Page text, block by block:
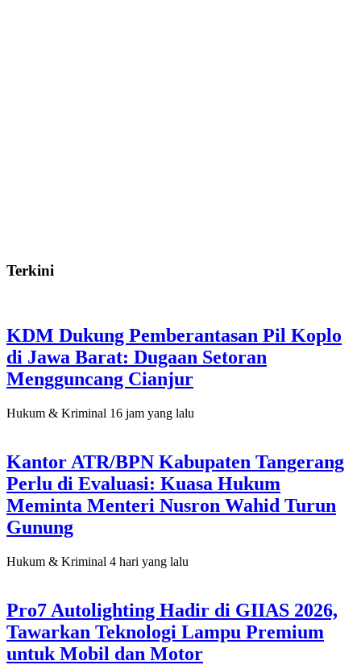
Terkini
KDM Dukung Pemberantasan Pil Koplo
di Jawa Barat: Dugaan Setoran
Mengguncang Cianjur
Hukum & Kriminal 16 jam yang lalu
Kantor ATR/BPN Kabupaten Tangerang
Perlu di Evaluasi: Kuasa Hukum
Meminta Menteri Nusron Wahid Turun
Gunung
Hukum & Kriminal 4 hari yang lalu
Pro7 Autolighting Hadir di GIIAS 2026,
Tawarkan Teknologi Lampu Premium
untuk Mobil dan Motor